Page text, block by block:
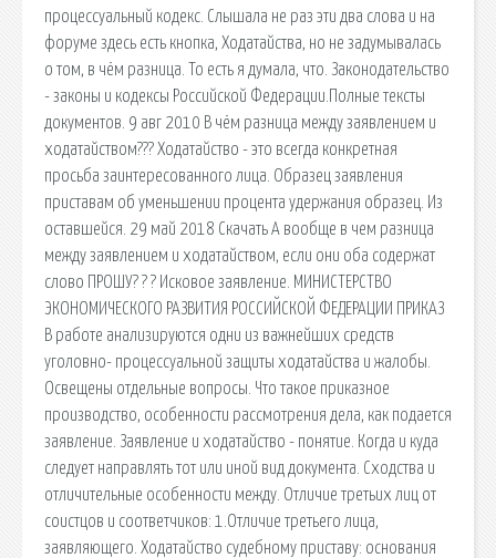
процессуальный кодекс. Слышала не раз эти два слова и на
форуме здесь есть кнопка, Ходатайства, но не задумывалась
о том, в чём разница. То есть я думала, что. Законодательство
- законы и кодексы Российской Федерации.Полные тексты
документов. 9 авг 2010 В чём разница между заявлением и
ходатайством??? Ходатайство - это всегда конкретная
просьба заинтересованного лица. Образец заявления
приставам об уменьшении процента удержания образец. Из
оставшейся. 29 май 2018 Скачать А вообще в чем разница
между заявлением и ходатайством, если они оба содержат
слово ПРОШУ? ? ? Исковое заявление. МИНИСТЕРСТВО
ЭКОНОМИЧЕСКОГО РАЗВИТИЯ РОССИЙСКОЙ ФЕДЕРАЦИИ ПРИКАЗ
В работе анализируются одни из важнейших средств
уголовно- процессуальной защиты ходатайства и жалобы.
Освещены отдельные вопросы. Что такое приказное
производство, особенности рассмотрения дела, как подается
заявление. Заявление и ходатайство - понятие. Когда и куда
следует направлять тот или иной вид документа. Сходства и
отличительные особенности между. Отличие третьих лиц от
соистцов и соответчиков: 1.Отличие третьего лица,
заявляющего. Ходатайство судебному приставу: основания